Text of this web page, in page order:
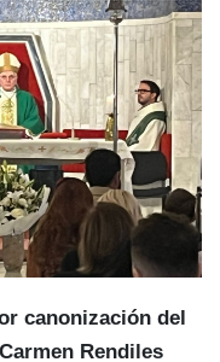
canonización del
Rendiles